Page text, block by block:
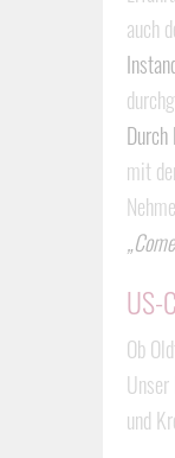
auch
mit
US-
Ob
und